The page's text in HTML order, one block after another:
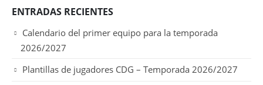
ENTRADAS RECIENTES
Calendario del primer equipo para la temporada
2026/2027
Plantillas de jugadores CDG – Temporada 2026/2027